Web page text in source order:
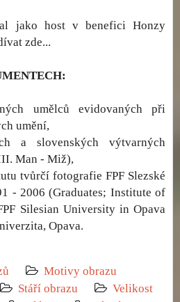
jako host v benefici Honzy
zde...
umělců evidovaných při
umění,
a slovenských výtvarných
Man - Miž),
tvůrčí fotografie FPF Slezské
- 2006 (Graduates; Institute of
Silesian University in Opava
Opava.
Motivy obrazu
Stáří obrazu
Velikost